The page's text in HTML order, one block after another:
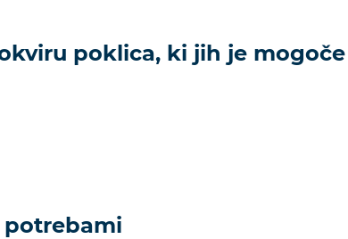
poklica, ki jih je
potrebami